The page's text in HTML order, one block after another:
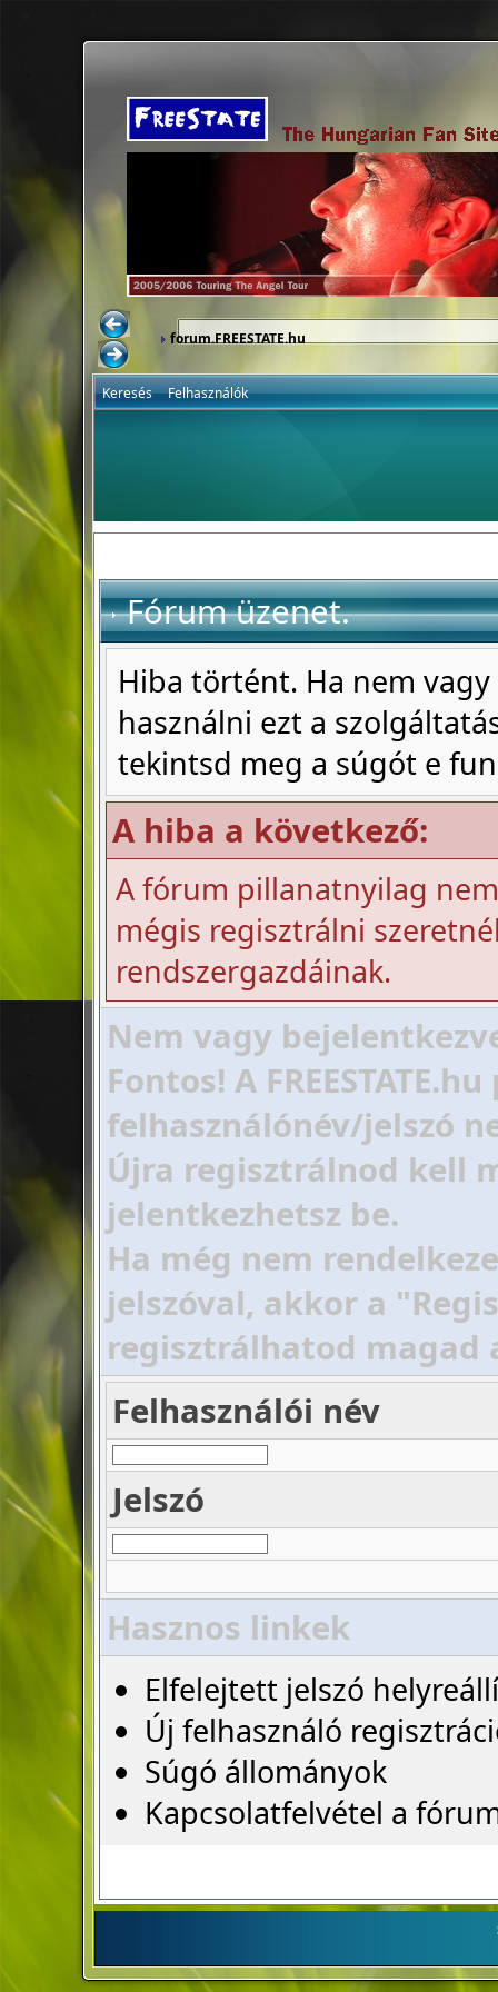
forum.FREESTATE.hu
Keresés Felhasználók
Fórum üzenet.
Hiba történt. Ha nem
használni ezt a
tekintsd meg a súgót e
A hiba a következő:
A fórum pillanatnyilag
mégis regisztrálni
rendszergazdáinak.
Nem vagy
Fontos! A
felhasználónév/jelszó
Újra regisztrálnod kell
jelentkezhetsz be.
Ha még nem
jelszóval, akkor a
regisztrálhatod magad
Felhasználói név
Jelszó
Hasznos linkek
Elfelejtett jelszó
Új felhasználó
Súgó állományok
Kapcsolatfelvétel a